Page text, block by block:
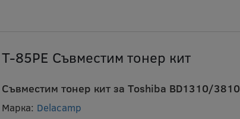
T-85PE Съвместим тонер кит
Съвместим тонер кит за Toshiba BD1310/3810
Марка: Delacamp